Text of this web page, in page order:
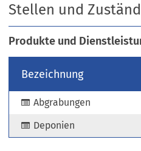
e
m
n
e
n
T
b
Stellen und
Produkte und
Bezeichnung
Abgrabungen
Deponien